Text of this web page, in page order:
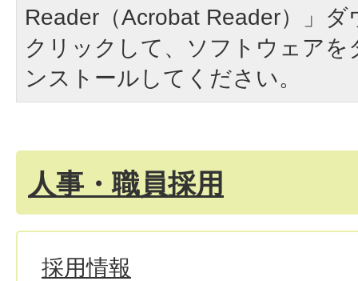
Reader（Acrobat Reader）」
クリックして、ソフトウェア
ンストールしてください。
人事・職員採用
採用情報